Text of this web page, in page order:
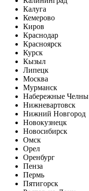
Калуга
Кемерово
Киров
Краснодар
Красноярск
Курск
Кызыл
Липецк
Москва
Мурманск
Набережные Челны
Нижневартовск
Нижний Новгород
Новокузнецк
Новосибирск
Омск
Орел
Оренбург
Пенза
Пермь
Пятигорск